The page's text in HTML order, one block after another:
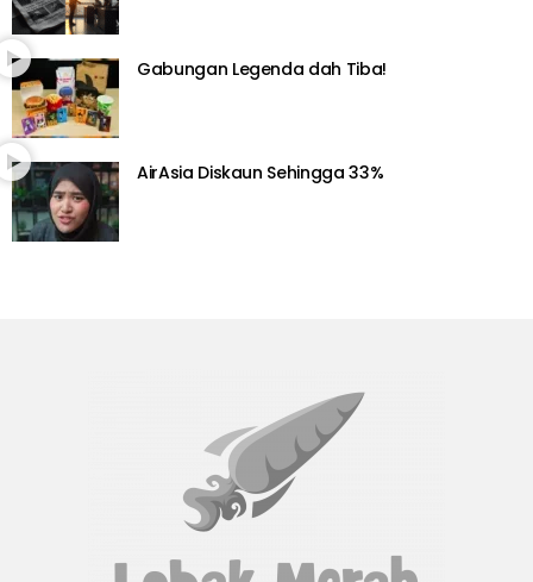
Gabungan Legenda dah Tiba!
AirAsia Diskaun Sehingga 33%